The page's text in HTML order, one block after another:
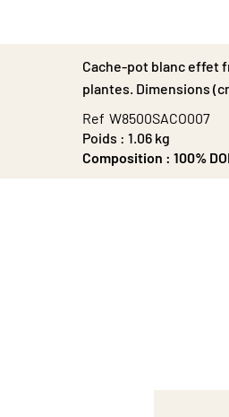
Galerie
d’images
Cache-pot blanc effet
plantes. Dimensions
Ref W8500SACO007
Poids : 1.06 kg
Composition : 100%